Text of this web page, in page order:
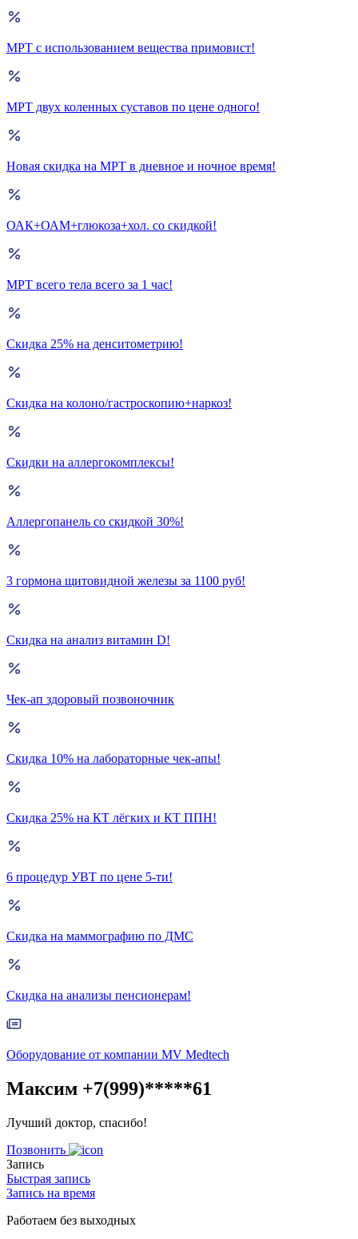
МРТ с использованием вещества примовист!
МРТ двух коленных суставов по цене одного!
Новая скидка на МРТ в дневное и ночное время!
ОАК+ОАМ+глюкоза+хол. со скидкой!
МРТ всего тела всего за 1 час!
Скидка 25% на денситометрию!
Скидка на колоно/гастроскопию+наркоз!
Скидки на аллергокомплексы!
Аллергопанель со скидкой 30%!
3 гормона щитовидной железы за 1100 руб!
Скидка на анализ витамин D!
Чек-ап здоровый позвоночник
Скидка 10% на лабораторные чек-апы!
Скидка 25% на КТ лёгких и КТ ППН!
6 процедур УВТ по цене 5-ти!
Скидка на маммографию по ДМС
Скидка на анализы пенсионерам!
Оборудование от компании MV Medtech
Максим +7(999)*****61
Лучший доктор, спасибо!
Позвонить
Запись
Быстрая запись
Запись на время
Работаем без выходных